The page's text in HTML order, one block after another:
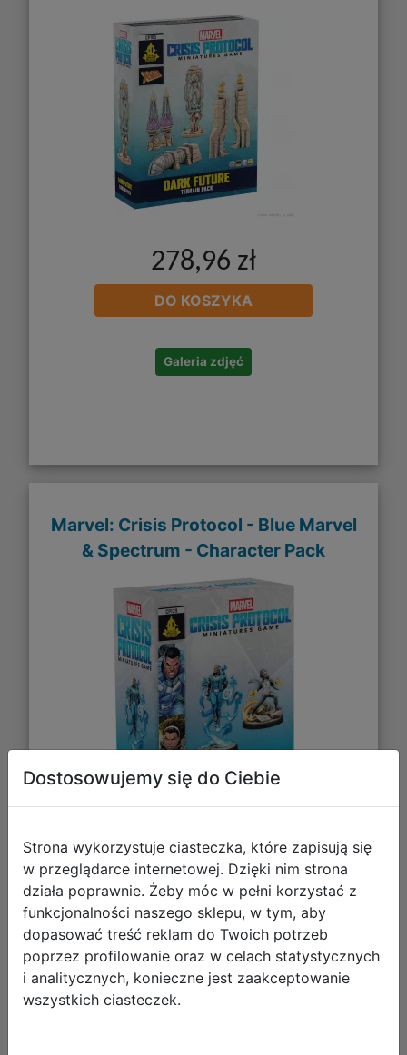
278,96 zł
DO KOSZYKA
Galeria zdjęć
Marvel: Crisis Protocol - Blue Marvel
& Spectrum - Character Pack
153,55 zł
DO KOSZYKA
Galeria zdjęć
Dostosowujemy się do Ciebie
Strona wykorzystuje ciasteczka, które zapisują się
w przeglądarce internetowej. Dzięki nim strona
działa poprawnie. Żeby móc w pełni korzystać z
funkcjonalności naszego sklepu, w tym, aby
dopasować treść reklam do Twoich potrzeb
poprzez profilowanie oraz w celach statystycznych
i analitycznych, konieczne jest zaakceptowanie
wszystkich ciasteczek.